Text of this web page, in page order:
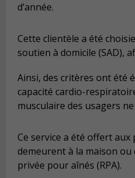
d’année.
Cette clientèle a été
soutien à domicile (SAD),
Ainsi, des critères ont été
capacité cardio-
musculaire des usagers
Ce service a été offert aux
demeurent à la maison ou
privée pour aînés (RPA).